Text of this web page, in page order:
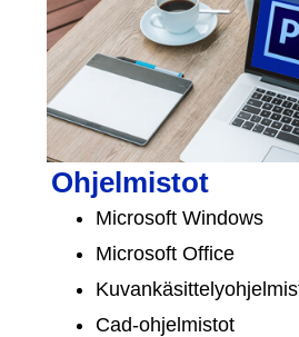
Ohjelmistot
Microsoft Windows
Microsoft Office
Cad-ohjelmistot